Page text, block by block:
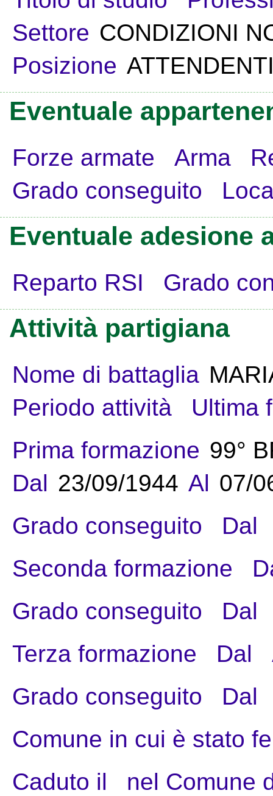
Settore CONDIZIONI
Posizione
Eventuale
Forze armate Arma
Grado conseguito
Eventuale adesione
Reparto RSI Grado
Attività partigiana
Nome di battaglia
Periodo attività
Ultima
Prima formazione 99°
Dal 23/09/1944 Al 07/
Grado conseguito
Dal
Seconda formazione
Grado conseguito
Dal
Terza formazione
Dal
Grado conseguito
Dal
Comune in cui è stato
Caduto il
nel Comune